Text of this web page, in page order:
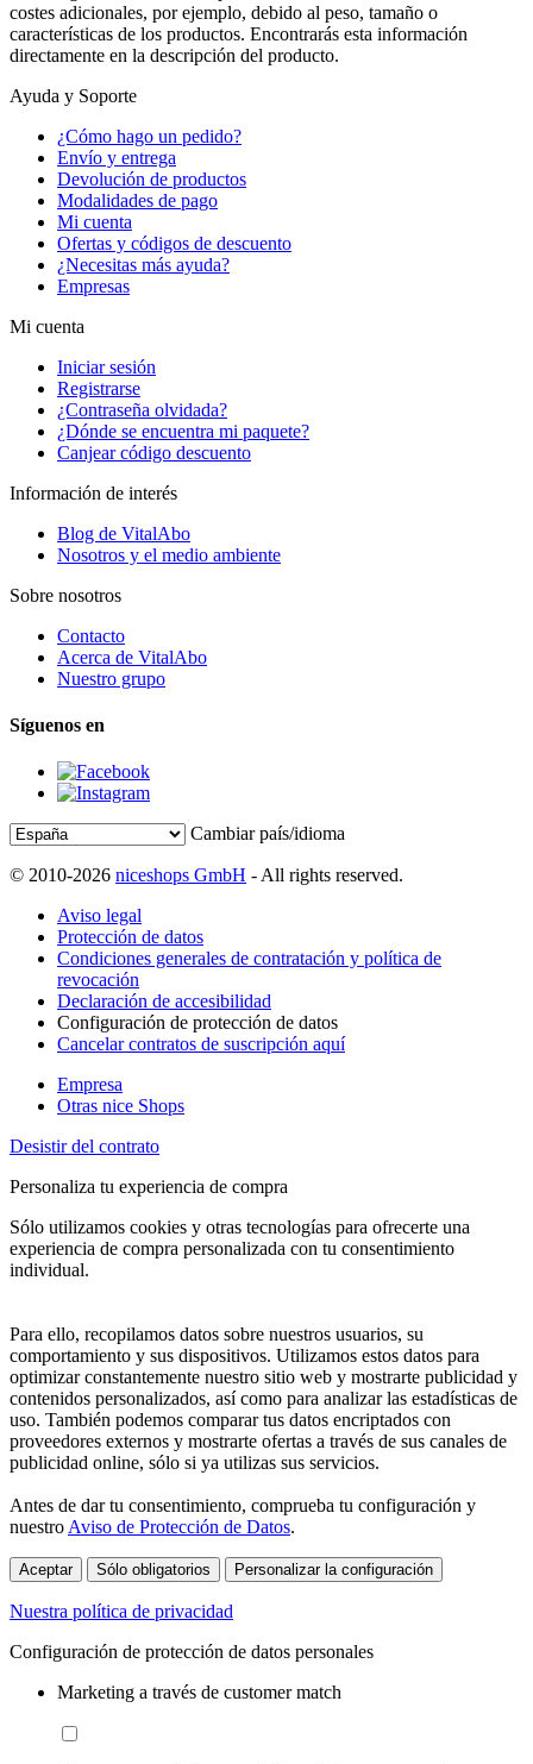
costes adicionales, por ejemplo, debido al peso, tamaño o
características de los productos. Encontrarás esta información
directamente en la descripción del producto.
Ayuda y Soporte
¿Cómo hago un pedido?
Envío y entrega
Devolución de productos
Modalidades de pago
Mi cuenta
Ofertas y códigos de descuento
¿Necesitas más ayuda?
Empresas
Mi cuenta
Iniciar sesión
Registrarse
¿Contraseña olvidada?
¿Dónde se encuentra mi paquete?
Canjear código descuento
Información de interés
Blog de VitalAbo
Nosotros y el medio ambiente
Sobre nosotros
Contacto
Acerca de VitalAbo
Nuestro grupo
Síguenos en
Cambiar país/idioma
© 2010-2026 niceshops GmbH - All rights reserved.
Aviso legal
Protección de datos
Condiciones generales de contratación y política de
revocación
Declaración de accesibilidad
Configuración de protección de datos
Cancelar contratos de suscripción aquí
Empresa
Otras nice Shops
Desistir del contrato
Personaliza tu experiencia de compra
Sólo utilizamos cookies y otras tecnologías para ofrecerte una
experiencia de compra personalizada con tu consentimiento
individual.
Para ello, recopilamos datos sobre nuestros usuarios, su
comportamiento y sus dispositivos. Utilizamos estos datos para
optimizar constantemente nuestro sitio web y mostrarte publicidad y
contenidos personalizados, así como para analizar las estadísticas de
uso. También podemos comparar tus datos encriptados con
proveedores externos y mostrarte ofertas a través de sus canales de
publicidad online, sólo si ya utilizas sus servicios.
Antes de dar tu consentimiento, comprueba tu configuración y
nuestro Aviso de Protección de Datos.
Aceptar Sólo obligatorios Personalizar la configuración
Nuestra política de privacidad
Configuración de protección de datos personales
Marketing a través de customer match